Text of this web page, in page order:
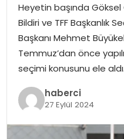
SIYASET
SPOR
TEKNOLOJI
YAŞAM
Heyetin başında
Bildiri ve TFF Başkanlık
Başkanı Mehmet
Temmuz’dan önce
seçimi konusunu ele
haberci
27 Eylül 2024